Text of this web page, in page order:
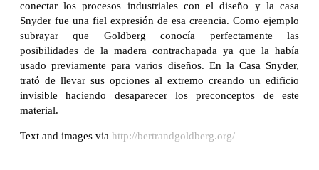
conectar los procesos industriales con el diseño y la casa
Snyder fue una fiel expresión de esa creencia. Como ejemplo
subrayar que Goldberg conocía perfectamente las
posibilidades de la madera contrachapada ya que la había
usado previamente para varios diseños. En la Casa Snyder,
trató de llevar sus opciones al extremo creando un edificio
invisible haciendo desaparecer los preconceptos de este
material.
Text and images via http://bertrandgoldberg.org/